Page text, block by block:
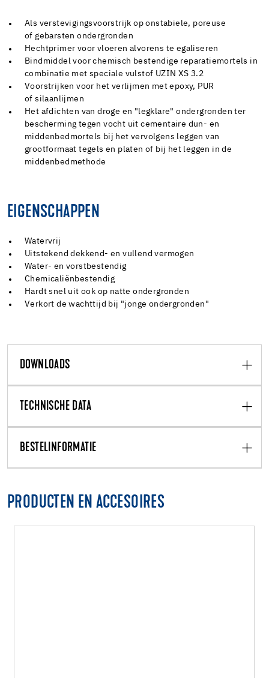
Als verstevigingsvoorstrijk op onstabiele, poreuse
of gebarsten ondergronden
Hechtprimer voor vloeren alvorens te egaliseren
Bindmiddel voor chemisch bestendige reparatiemortels in
combinatie met speciale vulstof UZIN XS 3.2
Voorstrijken voor het verlijmen met epoxy, PUR
of silaanlijmen
Het afdichten van droge en "legklare" ondergronden ter
bescherming tegen vocht uit cementaire dun- en
middenbedmortels bij het vervolgens leggen van
grootformaat tegels en platen of bij het leggen in de
middenbedmethode
EIGENSCHAPPEN
Watervrij
Uitstekend dekkend- en vullend vermogen
Water- en vorstbestendig
Chemicaliënbestendig
Hardt snel uit ook op natte ondergronden
Verkort de wachttijd bij "jonge ondergronden"
DOWNLOADS
TECHNISCHE DATA
BESTELINFORMATIE
PRODUCTEN EN ACCESOIRES